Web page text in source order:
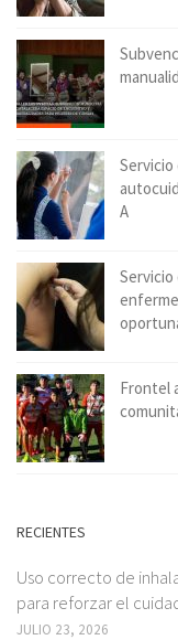
Servicio
A
Servicio
Frontel
RECIENTES
Uso correcto de
para reforzar el
JULIO 23, 2026